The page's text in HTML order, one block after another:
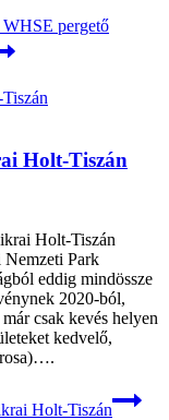
pergető
Holt-Tiszán
Holt-Tiszán
Nemzeti Park
eddig mindössze
2020-ból,
csak kevés helyen
kedvelő,
Holt-Tiszán